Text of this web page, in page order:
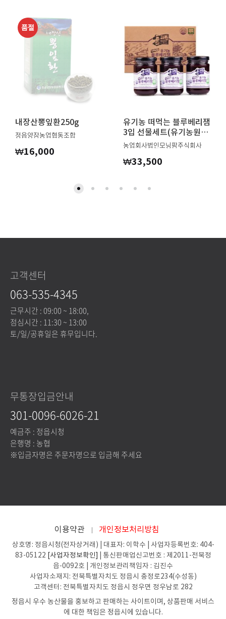
식품의 유형 야생화꿀
지, 수입품의 경
우
수입자를 함께
생산자 :두승산밑꿀벌집
소재지 : 정읍시 덕천면 학전길 5
2.4 KG 1 개
원재료명 및 함
량
(농사산물의 원
산지 표시에 관
한 법률에 따른
원산지 표시 포
국내산
(식품위생법에
표시대상 식품에
한함)
해당사항 없음(식품위생법에 따른 영
양성분 표시대상 식품이 아님)
유전자 재조합
영유아식 또는
체중조절식품 등
에
해당하는경우 표
시광고 사전심의
필
해당사항 없음(영유아식 또는 체중조
절식품 등에 해당하지 않음)
품절
내장산뽕잎환250g
정읍양잠농업협동조합
₩16,000
유기농 떠먹는 블루베리잼
3입 선물세트(유기농원
당)
농업회사법인모닝팜주식회사
₩33,500
고객센터
063-535-4345
근무시간 : 09:00 ~ 18:00,
점심시간 : 11:30 ~ 13:00
토/일/공휴일은 휴무입니다.
무통장입금안내
301-0096-6026-21
예금주 : 정읍시청
은행명 : 농협
※입금자명은 주문자명으로 입금해 주세요
이용약관 개인정보처리방침
상호명: 정읍시청(전자상거래) | 대표자: 이학수 | 사업자등록번호: 404-
83-05122 [사업자정보확인] | 통신판매업신고번호 : 제2011-전북정
읍-0092호 | 개인정보관리책임자 : 김진수
사업자소재지: 전북특별자치도 정읍시 충정로234(수성동)
고객센터: 전북특별자치도 정읍시 정우면 정우남로 282
정읍시 우수 농산물을 홍보하고 판매하는 사이트이며, 상품판매 서비스
에 대한 책임은 정읍시에 있습니다.